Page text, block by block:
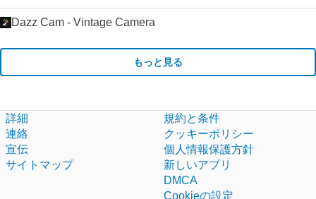
Dazz Cam - Vintage Camera
もっと見る
詳細
連絡
宣伝
サイトマップ
規約と条件
クッキーポリシー
個人情報保護方針
新しいアプリ
DMCA
Cookieの設定